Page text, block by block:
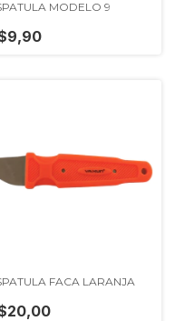
MODELO 9
FACA LARANJA